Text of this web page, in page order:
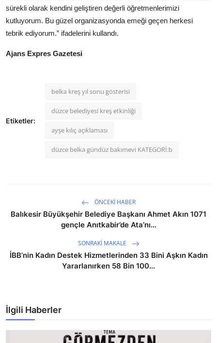
sürekli olarak kendini geliştiren değerli öğretmenlerimizi
kutluyorum. Bu güzel organizasyonda emeği geçen herkesi
tebrik ediyorum.” ifadelerini kullandı.
Ajans Expres Gazetesi
Etiketler:
belka kreş yıl sonu gösterisi
düzce belediyesi kreş etkinliği
ayşe kılıç açıklaması
düzce belka gündüz bakımevi KATEGORİ:b
ÖNCEKI HABER
Balıkesir Büyükşehir Belediye Başkanı Ahmet Akın 1071
gençle Anıtkabir’de Ata’nı...
SONRAKI MAKALE
İBB’nin Kadın Destek Hizmetlerinden 33 Bini Aşkın Kadın
Yararlanırken 58 Bin 100...
İlgili Haberler